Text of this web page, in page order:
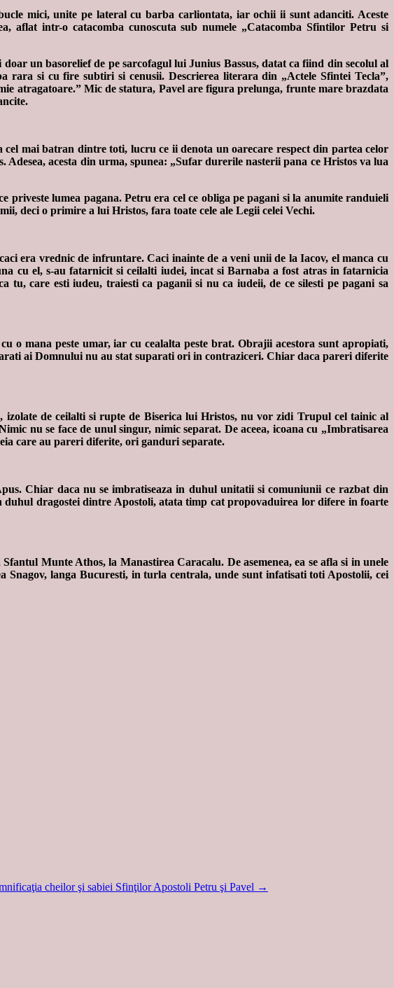
mici, unite pe lateral cu barba carliontata, iar ochii ii sunt adanciti. Aceste
intr-o catacomba cunoscuta sub numele „Catacomba Sfintilor Petru si
un basorelief de pe sarcofagul lui Junius Bassus, datat ca fiind din secolul al
rara si cu fire subtiri si cenusii. Descrierea literara din „Actele Sfintei Tecla”,
atragatoare.” Mic de statura, Pavel are figura prelunga, frunte mare brazdata
mai batran dintre toti, lucru ce ii denota un oarecare respect din partea celor
acesta din urma, spunea: „Sufar durerile nasterii pana ce Hristos va lua
lumea pagana. Petru era cel ce obliga pe pagani si la anumite randuieli
deci o primire a lui Hristos, fara toate cele ale Legii celei Vechi.
era vrednic de infruntare. Caci inainte de a veni unii de la Iacov, el manca cu
cu el, s-au fatarnicit si ceilalti iudei, incat si Barnaba a fost atras in fatarnicia
care esti iudeu, traiesti ca paganii si nu ca iudeii, de ce silesti pe pagani sa
o mana peste umar, iar cu cealalta peste brat. Obrajii acestora sunt apropiati,
ai Domnului nu au stat suparati ori in contraziceri. Chiar daca pareri diferite
de ceilalti si rupte de Biserica lui Hristos, nu vor zidi Trupul cel tainic al
nu se face de unul singur, nimic separat. De aceea, icoana cu „Imbratisarea
care au pareri diferite, ori ganduri separate.
Chiar daca nu se imbratiseaza in duhul unitatii si comuniunii ce razbat din
dragostei dintre Apostoli, atata timp cat propovaduirea lor difere in foarte
Munte Athos, la Manastirea Caracalu. De asemenea, ea se afla si in unele
Snagov, langa Bucuresti, in turla centrala, unde sunt infatisati toti Apostolii, cei
cheilor şi sabiei Sfinţilor Apostoli Petru şi Pavel →